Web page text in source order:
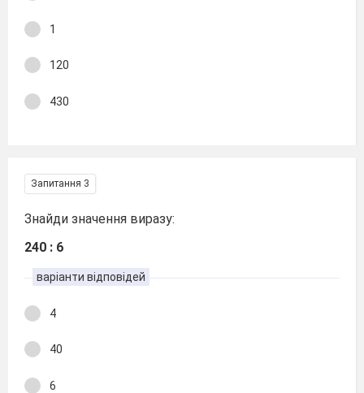
1
120
430
Запитання 3
Знайди значення виразу:
240 : 6
варіанти відповідей
4
40
6